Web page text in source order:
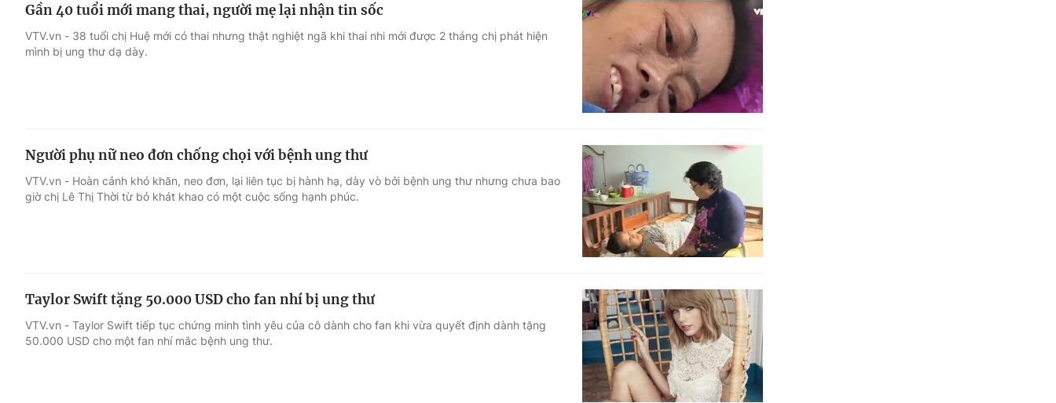
Gần 40 tuổi mới mang thai, người mẹ lại nhận tin sốc
VTV.vn - 38 tuổi chị Huệ mới có thai nhưng thật nghiệt ngã khi thai nhi mới được 2 tháng chị phát hiện
mình bị ung thư dạ dày.
Người phụ nữ neo đơn chống chọi với bệnh ung thư
VTV.vn - Hoàn cảnh khó khăn, neo đơn, lại liên tục bị hành hạ, dày vò bởi bệnh ung thư nhưng chưa bao
giờ chị Lê Thị Thời từ bỏ khát khao có một cuộc sống hạnh phúc.
Taylor Swift tặng 50.000 USD cho fan nhí bị ung thư
VTV.vn - Taylor Swift tiếp tục chứng minh tình yêu của cô dành cho fan khi vừa quyết định dành tặng
50.000 USD cho một fan nhí mắc bệnh ung thư.